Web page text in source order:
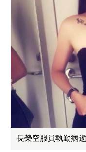
長榮空服員執勤病